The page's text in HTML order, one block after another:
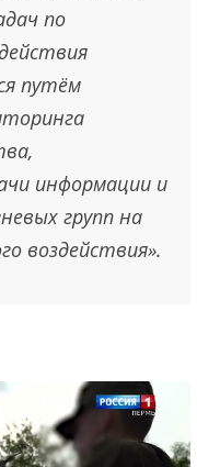
по
путём
информации и
групп на
воздействия».